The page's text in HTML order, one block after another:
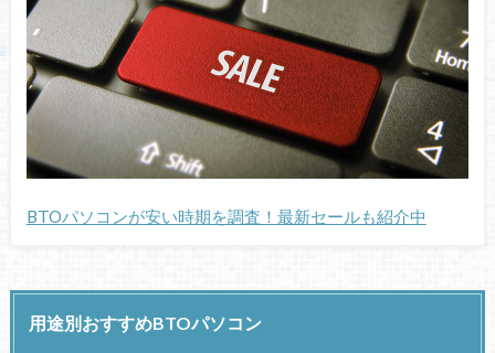
BTOパソコンが安い時期を調査！最新セールも紹介中
用途別おすすめBTOパソコン